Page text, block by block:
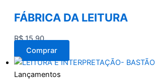
FÁBRICA DA LEITURA
R$15,90
Comprar
Lançamentos